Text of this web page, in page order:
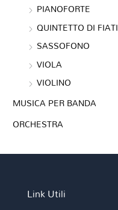
PIANOFORTE
QUINTETTO DI FIATI
SASSOFONO
VIOLA
VIOLINO
MUSICA PER BANDA
ORCHESTRA
Link Utili